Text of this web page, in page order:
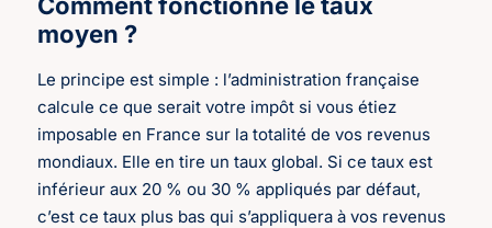
moyen ?
Le principe est simple : l’administration française
calcule ce que serait votre impôt si vous étiez
imposable en France sur la totalité de vos revenus
mondiaux. Elle en tire un taux global. Si ce taux est
inférieur aux 20 % ou 30 % appliqués par défaut,
c’est ce taux plus bas qui s’appliquera à vos revenus